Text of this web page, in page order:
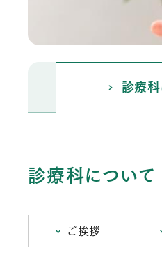
診療科
診療科について
ご挨拶